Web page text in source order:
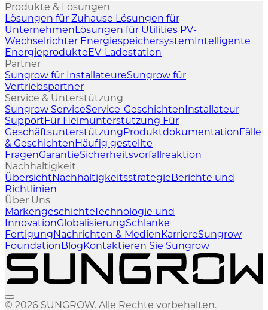
Produkte & Lösungen
Lösungen für Zuhause Lösungen für
UnternehmenLösungen für Utilities PV-
Wechselrichter EnergiespeichersystemIntelligente
EnergieprodukteEV-Ladestation
Partner
Sungrow für InstallateureSungrow für
Vertriebspartner
Service & Unterstützung
Sungrow ServiceService-GeschichtenInstallateur
SupportFür Heimunterstützung Für
GeschäftsunterstützungProduktdokumentationFälle
& GeschichtenHäufig gestellte
FragenGarantieSicherheitsvorfallreaktion
Nachhaltigkeit
ÜbersichtNachhaltigkeitsstrategieBerichte und
Richtlinien
Über Uns
MarkengeschichteTechnologie und
InnovationGlobalisierungSchlanke
FertigungNachrichten & MedienKarriereSungrow
FoundationBlogKontaktieren Sie Sungrow
© 2026 SUNGROW. Alle Rechte vorbehalten.